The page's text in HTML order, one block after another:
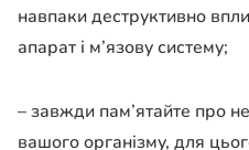
навпаки деструктивно
апарат і м’язову систему;
– завжди пам’ятайте про
вашого організму, для